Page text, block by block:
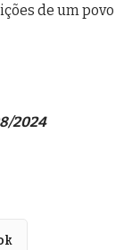
de um povo
2024